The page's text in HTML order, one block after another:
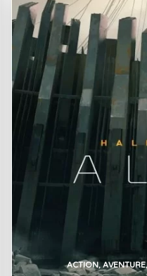
ACTION AVENTURE